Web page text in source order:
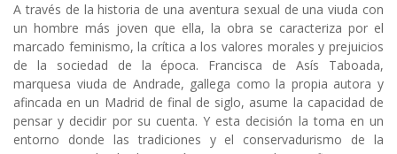
A través de la historia de una aventura sexual de una viuda con
un hombre más joven que ella, la obra se caracteriza por el
marcado feminismo, la crítica a los valores morales y prejuicios
de la sociedad de la época. Francisca de Asís Taboada,
marquesa viuda de Andrade, gallega como la propia autora y
afincada en un Madrid de final de siglo, asume la capacidad de
pensar y decidir por su cuenta. Y esta decisión la toma en un
entorno donde las tradiciones y el conservadurismo de la